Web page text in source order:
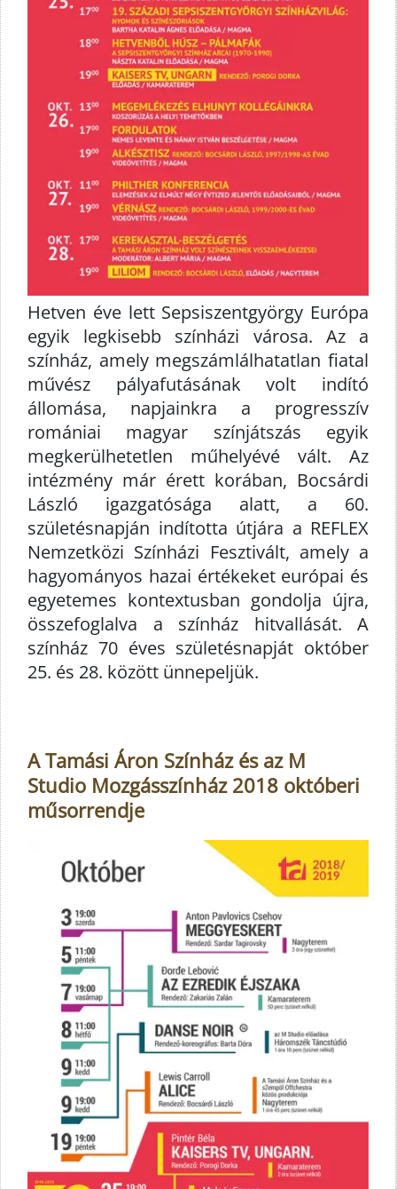
Hetven éve lett Sepsiszentgyörgy Európa
egyik legkisebb színházi városa. Az a
színház, amely megszámlálhatatlan fiatal
művész pályafutásának volt indító
állomása, napjainkra a progresszív
romániai magyar színjátszás egyik
megkerülhetetlen műhelyévé vált. Az
intézmény már érett korában, Bocsárdi
László igazgatósága alatt, a 60.
születésnapján indította útjára a REFLEX
Nemzetközi Színházi Fesztivált, amely a
hagyományos hazai értékeket európai és
egyetemes kontextusban gondolja újra,
összefoglalva a színház hitvallását. A
színház 70 éves születésnapját október
25. és 28. között ünnepeljük.
A Tamási Áron Színház és az M
Studio Mozgásszínház 2018 októberi
műsorrendje